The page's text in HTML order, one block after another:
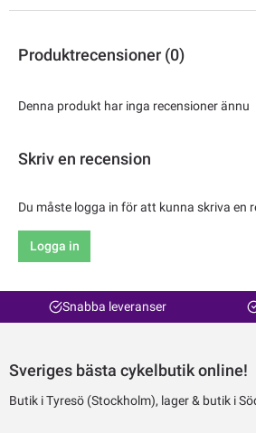
Produktrecensioner (0)
Denna produkt har inga recensioner ännu
Skriv en recension
Du måste logga in för att kunna skriva en
Logga in
Snabba leveranser
Sveriges bästa cykelbutik online!
Butik i Tyresö (Stockholm), lager & butik i